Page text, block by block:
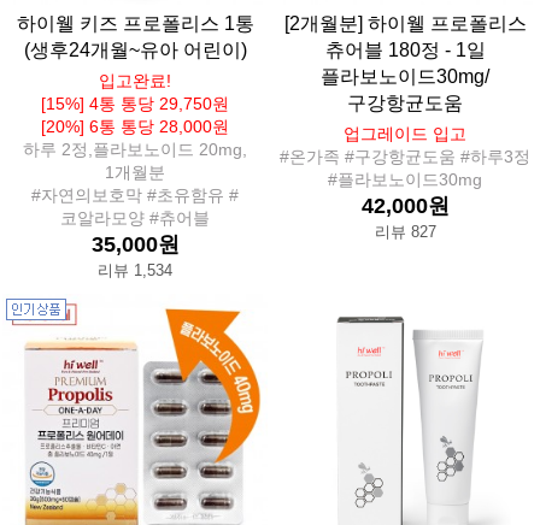
하이웰 키즈 프로폴리스 1통
(생후24개월~유아 어린이)
입고완료!
[15%] 4통 통당 29,750원
[20%] 6통 통당 28,000원
하루 2정,플라보노이드 20mg,
1개월분
#자연의보호막 #초유함유 #
코알라모양 #츄어블
35,000원
리뷰 1,534
[2개월분] 하이웰 프로폴리스
츄어블 180정 - 1일
플라보노이드30mg/
구강항균도움
업그레이드 입고
#온가족 #구강항균도움 #하루3정
#플라보노이드30mg
42,000원
리뷰 827